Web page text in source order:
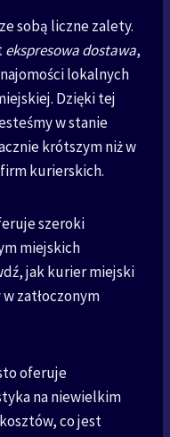
sobą liczne zalety.
ekspresowa dostawa,
lokalnych
Dzięki tej
w stanie
krótszym niż w
kurierskich.
szeroki
miejskich
jak kurier miejski
zatłoczonym
oferuje
na niewielkim
co jest